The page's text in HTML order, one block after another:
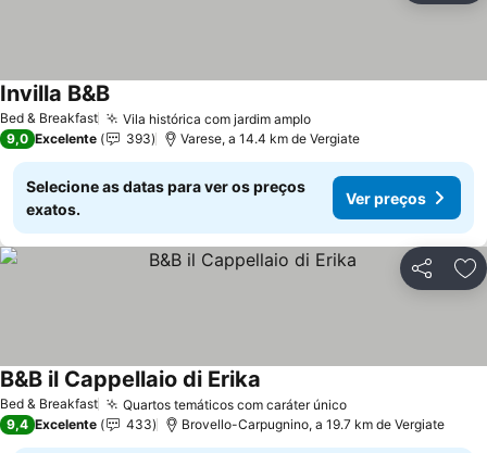
Bed & Breakfast Vila histórica com jardim amploVer preços
Invilla B&BVer preços
9,0 Excelente 393 Varese, a 14.4 km de Vergiate
Selecione as datas para ver os preços
exatos.
Ver preços
Partilhar
Bed & Breakfast Quartos temáticos com caráter únicoVer preços
B&B il Cappellaio di Erika
9,4 Excelente 433 Brovello-Carpugnino, a 19.7 km de Vergiate